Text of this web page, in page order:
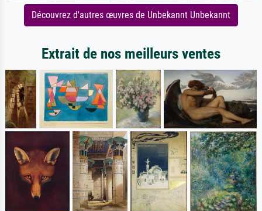
Découvrez d'autres œuvres de Unbekannt Unbekannt
Extrait de nos meilleurs ventes